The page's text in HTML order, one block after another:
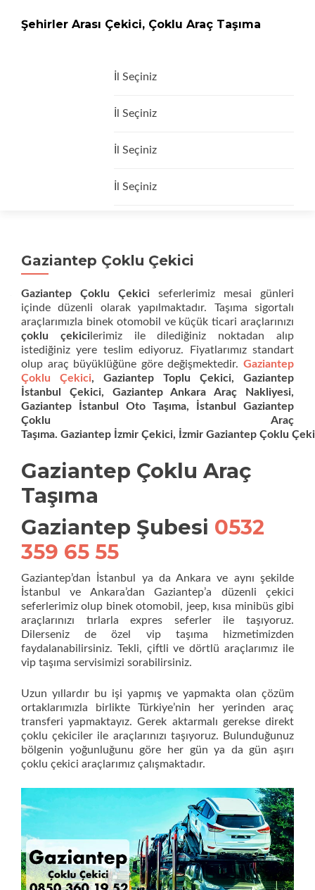
Şehirler Arası Çekici, Çoklu Araç Taşıma
geç
İl Seçiniz
İl Seçiniz
İl Seçiniz
İl Seçiniz
Gaziantep Çoklu Çekici
Gaziantep Çoklu Çekici seferlerimiz mesai günleri
içinde düzenli olarak yapılmaktadır. Taşıma sigortalı
araçlarımızla binek otomobil ve küçük ticari araçlarınızı
çoklu çekicilerimiz ile dilediğiniz noktadan alıp
istediğiniz yere teslim ediyoruz. Fiyatlarımız standart
olup araç büyüklüğüne göre değişmektedir. Gaziantep
Çoklu Çekici, Gaziantep Toplu Çekici, Gaziantep
İstanbul Çekici, Gaziantep Ankara Araç Nakliyesi,
Gaziantep İstanbul Oto Taşıma, İstanbul Gaziantep
Çoklu Araç
Taşıma. Gaziantep İzmir Çekici, İzmir Gaziantep Çoklu
Gaziantep Çoklu Araç
Taşıma
Gaziantep Şubesi 0532
359 65 55
Gaziantep’dan İstanbul ya da Ankara ve aynı şekilde
İstanbul ve Ankara’dan Gaziantep’a düzenli çekici
seferlerimiz olup binek otomobil, jeep, kısa minibüs gibi
araçlarınızı tırlarla expres seferler ile taşıyoruz.
Dilerseniz de özel vip taşıma hizmetimizden
faydalanabilirsiniz. Tekli, çiftli ve dörtlü araçlarımız ile
vip taşıma servisimizi sorabilirsiniz.
Uzun yıllardır bu işi yapmış ve yapmakta olan çözüm
ortaklarımızla birlikte Türkiye’nin her yerinden araç
transferi yapmaktayız. Gerek aktarmalı gerekse direkt
çoklu çekiciler ile araçlarınızı taşıyoruz. Bulunduğunuz
bölgenin yoğunluğunu göre her gün ya da gün aşırı
çoklu çekici araçlarımız çalışmaktadır.